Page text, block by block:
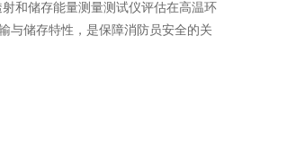
和储存能量测量测试仪评估在高温环
与储存特性，是保障消防员安全的关